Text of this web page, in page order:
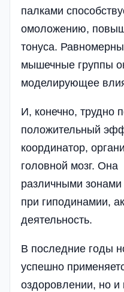
палками
омоложению,
тонуса.
мышечные группы
моделирующее
И, конечно, трудно
положительный
координатор,
головной мозг.
различными
при гиподинамии,
деятельность.
В последние годы
успешно
оздоровлении, но и